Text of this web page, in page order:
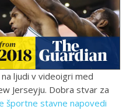
ljudi v videoigri med
Jerseyju. Dobra stvar za
športne stavne napovedi